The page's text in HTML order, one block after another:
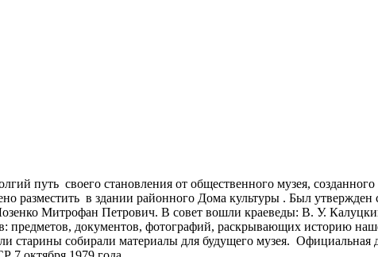
путь своего становления от общественного музея,
в здании районного Дома культуры . Был утвержден
Лозенко Митрофан Петрович. В совет вошли краеведы: В. У.
предметов, документов, фотографий, раскрывающих историю
собирали материалы для будущего музея. Официальная